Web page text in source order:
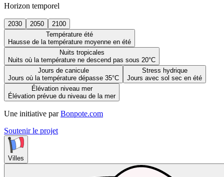
Horizon temporel
2030 2050
2100
Température été
Hausse de la température moyenne en été
Nuits tropicales
Nuits où la température ne descend pas sous 20°C
Jours de canicule
Jours où la température dépasse 35°C
Stress hydrique
Jours avec sol sec en été
Élévation niveau mer
Élévation prévue du niveau de la mer
Une initiative par Bonpote.com
Soutenir le projet
Villes